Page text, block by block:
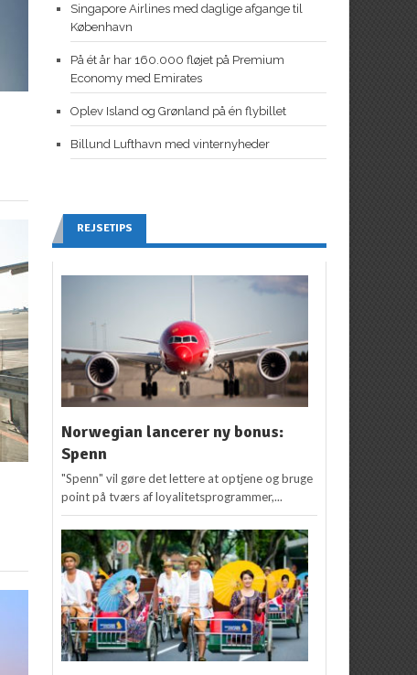
Singapore Airlines med daglige afgange til
København
På ét år har 160.000 fløjet på Premium
Economy med Emirates
Oplev Island og Grønland på én flybillet
Billund Lufthavn med vinternyheder
REJSETIPS
Norwegian lancerer ny bonus:
Spenn
"Spenn" vil gøre det lettere at optjene og bruge
point på tværs af loyalitetsprogrammer,...